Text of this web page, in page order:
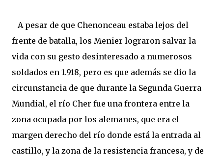
A pesar de que Chenonceau estaba lejos del
frente de batalla, los Menier lograron salvar la
vida con su gesto desinteresado a numerosos
soldados en 1.918, pero es que además se dio la
circunstancia de que durante la Segunda Guerra
Mundial, el río Cher fue una frontera entre la
zona ocupada por los alemanes, que era el
margen derecho del río donde está la entrada al
castillo, y la zona de la resistencia francesa, y de